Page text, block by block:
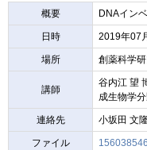
概要 DNAイン
日時 2019年07
場所 創薬科学
講師
谷内江 望
成生物学分
連絡先 小坂田 文
ファイル